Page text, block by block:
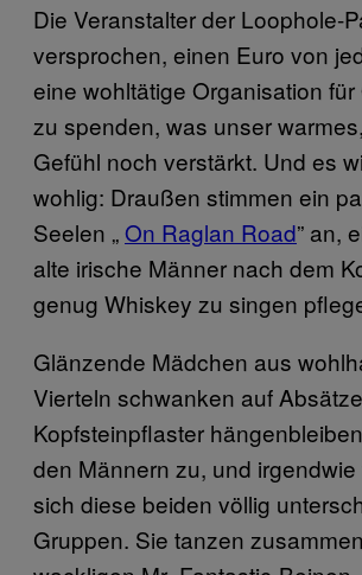
Die Veranstalter der Loophole-
versprochen, einen Euro von
eine wohltätige Organisation
zu spenden, was unser
Gefühl noch verstärkt. Und es
wohlig: Draußen stimmen ein
Seelen „On Raglan Road” an,
alte irische Männer nach dem
genug Whiskey zu singen
Glänzende Mädchen aus
Vierteln schwanken auf
Kopfsteinpflaster
den Männern zu, und
sich diese beiden völlig
Gruppen. Sie tanzen